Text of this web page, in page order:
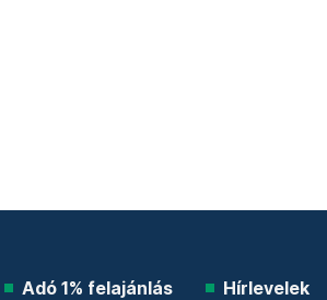
Adó 1% felajánlás Hírlevelek